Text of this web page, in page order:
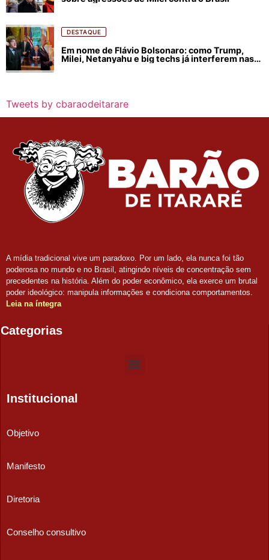
DESTAQUE
Em nome de Flávio Bolsonaro: como Trump,
Milei, Netanyahu e big techs já interferem nas
Tweets by cbaraodeitarare
A mídia tradicional vive um paradoxo. Por um lado, ela nunca foi tão
poderosa no mundo e no Brasil, atingindo níveis de concentração sem
precedentes na história. Além do poder econômico, ela exerce um brutal
poder ideológico: manipula informações e condiciona comportamentos.
Leia na íntegra
Categorias
Institucional
Objetivo
Manifesto
Diretoria
Conselho consultivo